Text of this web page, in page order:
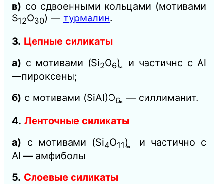
в) со сдвоенными кольцами (мотивами
S12O30) — турмалин.
3. Цепные силикаты
а) с мотивами (Si2O6) ͚ и частично с Аl
—пироксены;
б) с мотивами (SiAl)О6 ͚ — силлиманит.
4. Ленточные силикаты
а) с мотивами (Si4O11) ͚ и частично с
Аl — амфиболы
5. Слоевые силикаты